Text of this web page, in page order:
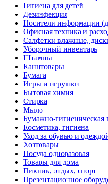
Гигиена для детей
Дезинфекция
Носители информации
Офисная техника и
Салфетки влажные,
Уборочный инвентарь
Штампы
Канцтовары
Бумага
Игры и игрушки
Бытовая химия
Стирка
Мыло
Бумажно-гигиеническая
Косметика, гигиена
Уход за обувью и
Хозтовары
Посуда одноразовая
Товары для дома
Пикник, отдых, спорт
Презентационное